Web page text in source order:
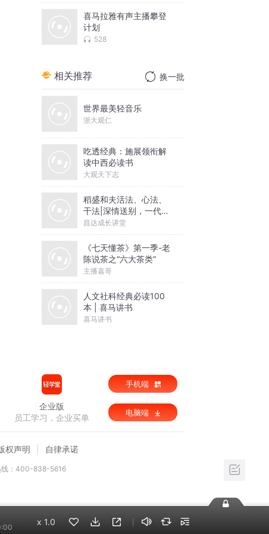
喜马拉雅有声主播攀登
计划
528
相关推荐 换一批
世界最美轻音乐
浙大观仁
吃透经典：施展领衔解
读中西必读书
大观天下志
稻盛和夫活法、心法、
干法|深情送别，一代商
哲宗师
昌达成长讲堂
《七天懂茶》第一季-老
陈说茶之“六大茶类”
主播嘉哥
人文社科经典必读100
本 | 喜马讲书
喜马讲书
x 1.0
企业版
员工学习，企业买单
手机端
电脑端
权声明 自律承诺
线：400-838-5616